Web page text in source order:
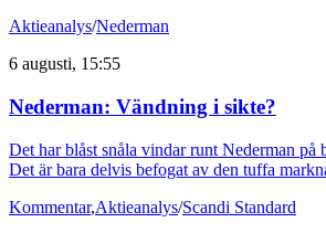
Aktieanalys/Nederman
6 augusti, 15:55
Nederman: Vändning i sikte?
Det har blåst snåla vindar runt Nederman på
Det är bara delvis befogat av den tuffa
Kommentar,Aktieanalys/Scandi Standard